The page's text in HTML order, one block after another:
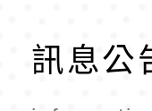
訊息公